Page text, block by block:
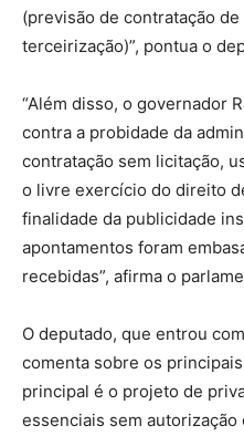
(previsão de contratação
terceirização)”, pontua o
“Além disso, o governador
contra a probidade da
contratação sem licitação,
o livre exercício do direito
finalidade da publicidade
apontamentos foram
recebidas”, afirma o
O deputado, que entrou
comenta sobre os
principal é o projeto de
essenciais sem